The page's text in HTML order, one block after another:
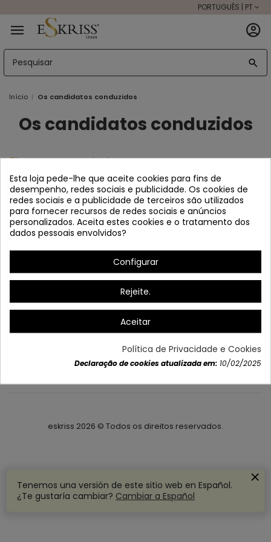
PORTUGUÊS | PT
Início Os candidatos conduzidos
Os candidatos conduzidos
There are no products.
Apolana. S.L
Calle Borjas Blancas, 4 - 03006 - Alicante
Ligue para nós: +34 965 106 415
Información
eskriss 2026 © Todos os direitos reservados.
Esta loja pede-lhe que aceite cookies para fins de
desempenho, redes sociais e publicidade. Os cookies de
redes sociais e a publicidade de terceiros são utilizados
para fornecer recursos de redes sociais e anúncios
personalizados. Aceita estes cookies e o tratamento dos
dados pessoais envolvidos?
Configurar
Rejeite.
Aceitar
Política de Privacidade e Cookies
Declaração de cookies atualizada em: 10/02/2025
Tenemos una versión de este sitio web en Español.
¿Te gustaría cambiar? Cambiar a Español